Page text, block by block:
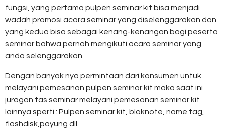
fungsi, yang pertama pulpen seminar kit bisa menjadi
wadah promosi acara seminar yang diselenggarakan dan
yang kedua bisa sebagai kenang-kenangan bagi peserta
seminar bahwa pernah mengikuti acara seminar yang
anda selenggarakan.
Dengan banyak nya permintaan dari konsumen untuk
melayani pemesanan pulpen seminar kit maka saat ini
juragan tas seminar melayani pemesanan seminar kit
lainnya sperti : Pulpen seminar kit, bloknote, name tag,
flashdisk,payung dll.